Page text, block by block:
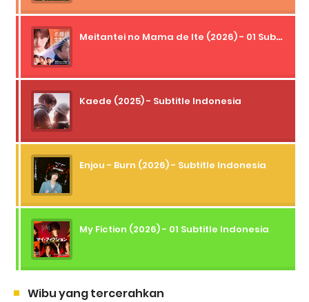
Meitantei no Mama de Ite (2026) - 01 Subtitle Indonesia
Kaede (2025) - Subtitle Indonesia
Enjou - Burn (2026) - Subtitle Indonesia
My Fiction (2026) - 01 Subtitle Indonesia
Wibu yang tercerahkan